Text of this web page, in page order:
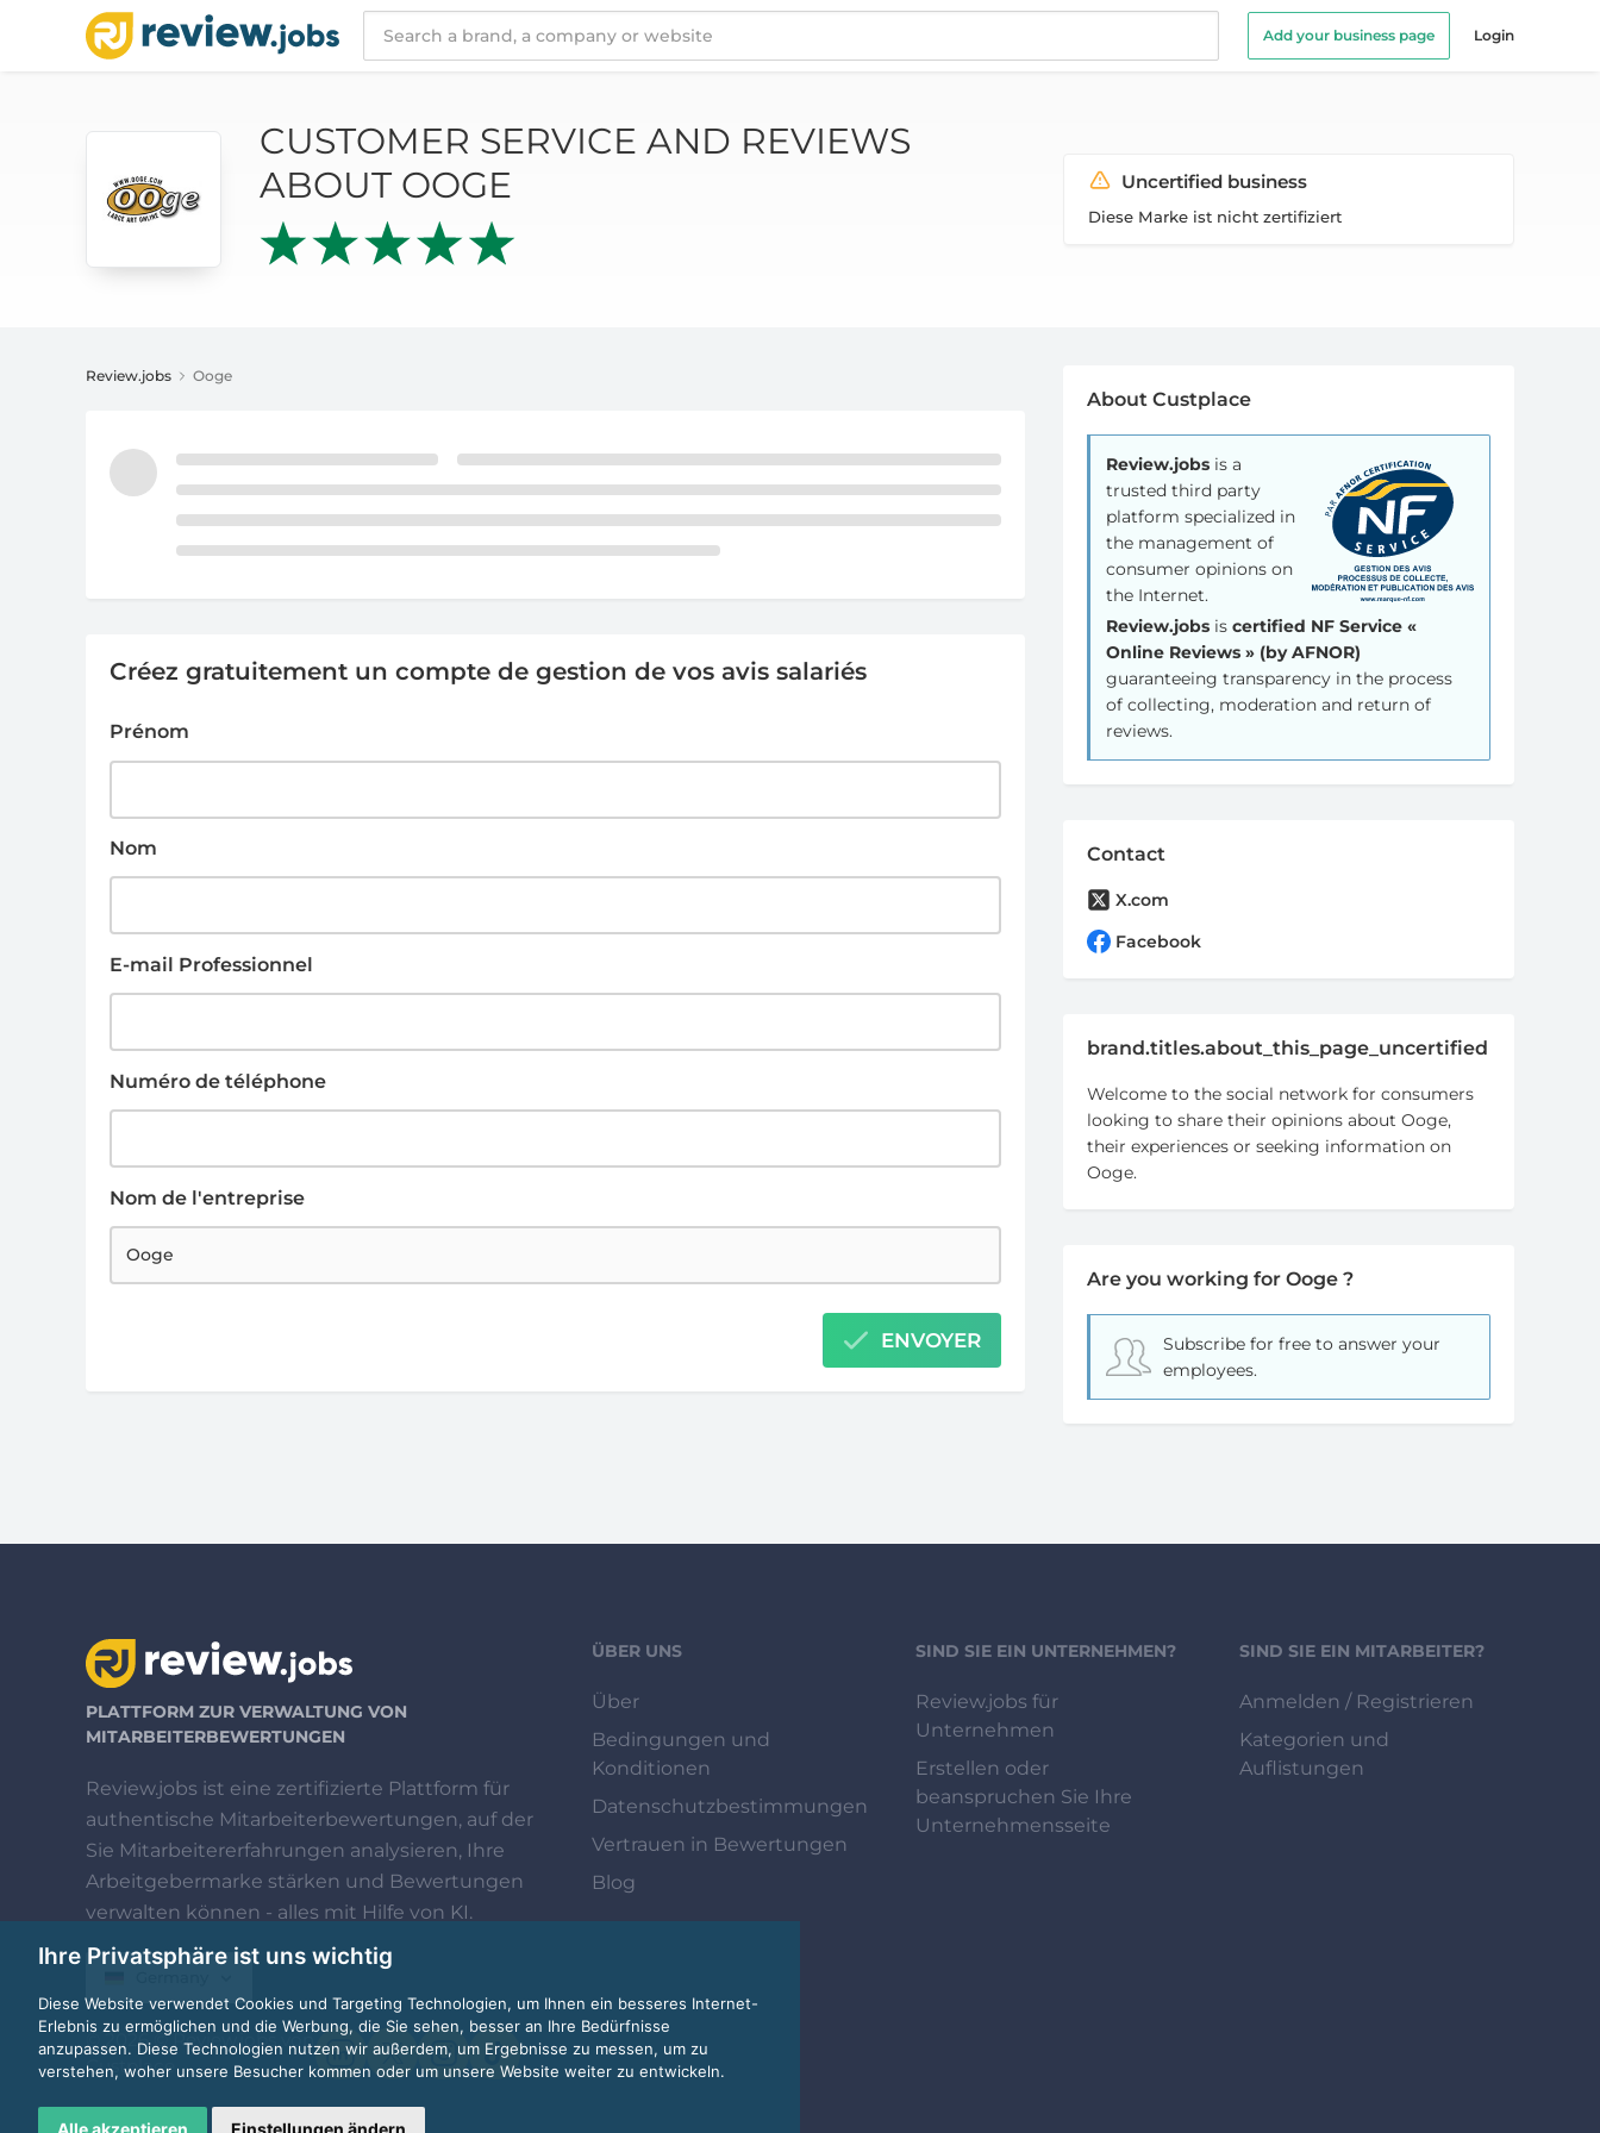
Ihre Privatsphäre ist uns wichtig
Diese Website verwendet Cookies und Targeting Technologien, um Ihnen ein besseres Internet-
Erlebnis zu ermöglichen und die Werbung, die Sie sehen, besser an Ihre Bedürfnisse
anzupassen. Diese Technologien nutzen wir außerdem, um Ergebnisse zu messen, um zu
verstehen, woher unsere Besucher kommen oder um unsere Website weiter zu entwickeln.
Alle akzeptieren Einstellungen ändern
Add your business page Login
CUSTOMER SERVICE AND REVIEWS ABOUT OOGE
CUSTOMER SERVICE AND REVIEWS
ABOUT OOGE
Uncertified business
Diese Marke ist nicht zertifiziert
Review.jobs Ooge
Créez gratuitement un compte de gestion de vos avis salariés
Prénom
Nom
E-mail Professionnel
Numéro de téléphone
Nom de l'entreprise
ENVOYER
About Custplace
Review.jobs is a
trusted third party
platform specialized in
the management of
consumer opinions on
the Internet.
Review.jobs iscertified NF Service «
Online Reviews » (by AFNOR)
guaranteeing transparency in the process
of collecting, moderation and return of
reviews.
Contact
X.com
Facebook
brand.titles.about_this_page_uncertified
Welcome to the social network for consumers
looking to share their opinions about Ooge,
their experiences or seeking information on
Ooge.
Are you working for Ooge ?
Subscribe for freeto answer your
employees.
PLATTFORM ZUR VERWALTUNG VON
MITARBEITERBEWERTUNGEN
Review.jobs ist eine zertifizierte Plattform für
authentische Mitarbeiterbewertungen, auf der
Sie Mitarbeitererfahrungen analysieren, Ihre
Arbeitgebermarke stärken und Bewertungen
verwalten können - alles mit Hilfe von KI.
© 2026 © Review.jobs von
Custplace
ÜBER UNS
Über
Bedingungen und
Konditionen
Datenschutzbestimmungen
Vertrauen in Bewertungen
Blog
SIND SIE EIN UNTERNEHMEN?
Review.jobs für
Unternehmen
Erstellen oder
beanspruchen Sie Ihre
Unternehmensseite
SIND SIE EIN MITARBEITER?
Anmelden / Registrieren
Kategorien und
Auflistungen